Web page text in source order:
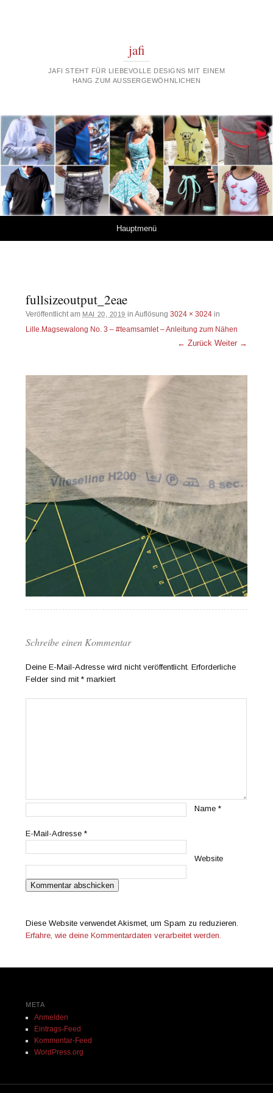
jafi
JAFI STEHT FÜR LIEBEVOLLE DESIGNS MIT EINEM
HANG ZUM AUSSERGEWÖHNLICHEN
Hauptmenü
fullsizeoutput_2eae
Veröffentlicht am MAI 20, 2019 in Auflösung 3024 × 3024 in
Lille.Magsewalong No. 3 – #teamsamlet – Anleitung zum Nähen
← Zurück Weiter →
Schreibe einen Kommentar
Deine E-Mail-Adresse wird nicht veröffentlicht. Erforderliche
Felder sind mit* markiert
Name*
E-Mail-Adresse*
Website
Diese Website verwendet Akismet, um Spam zu reduzieren.
Erfahre, wie deine Kommentardaten verarbeitet werden.
META
Anmelden
Eintrags-Feed
Kommentar-Feed
WordPress.org